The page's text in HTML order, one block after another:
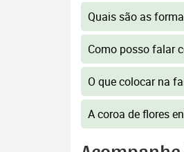
Quais são as
Como posso falar
O que colocar na
A coroa de flores